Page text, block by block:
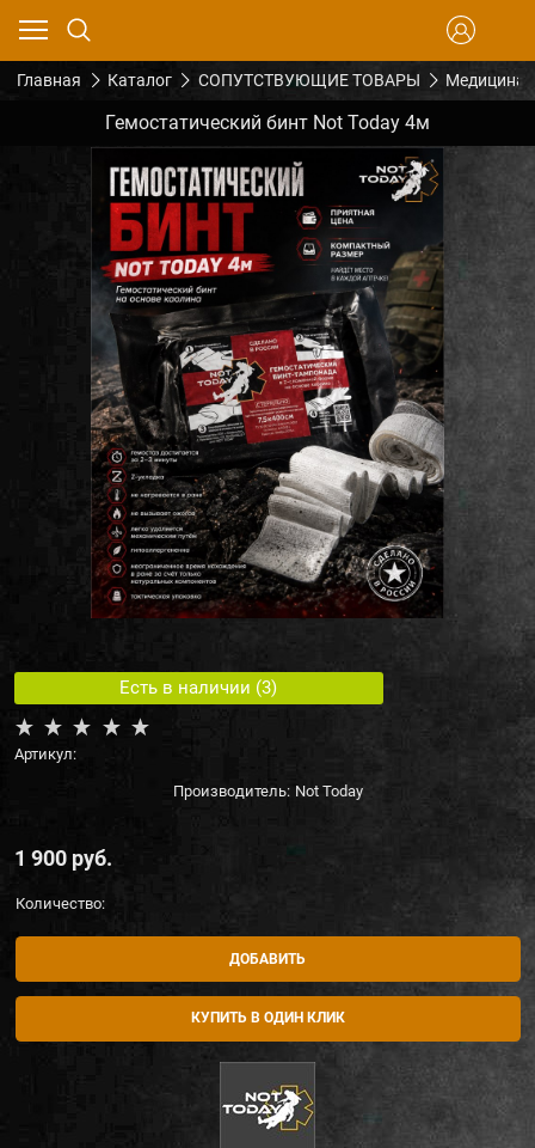
Главная Каталог СОПУТСТВУЮЩИЕ ТОВАРЫ Медицина
Гемостатический бинт Not Today 4м
Есть в наличии (3)
Артикул:
Производитель: Not Today
1 900 руб.
Количество:
ДОБАВИТЬ
КУПИТЬ В ОДИН КЛИК